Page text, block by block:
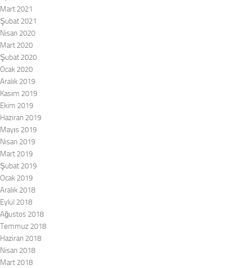
Mart 2021
Şubat 2021
Nisan 2020
Mart 2020
Şubat 2020
Ocak 2020
Aralık 2019
Kasım 2019
Ekim 2019
Haziran 2019
Mayıs 2019
Nisan 2019
Mart 2019
Şubat 2019
Ocak 2019
Aralık 2018
Eylül 2018
Ağustos 2018
Temmuz 2018
Haziran 2018
Nisan 2018
Mart 2018